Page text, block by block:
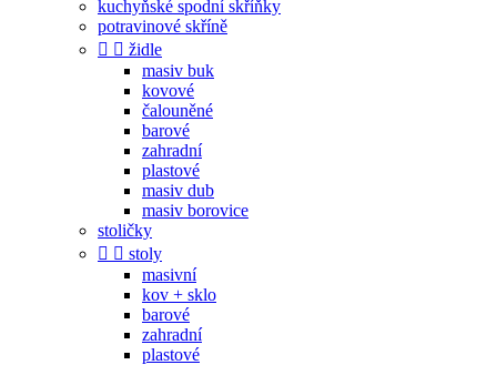
kuchyňské spodní skříňky
potravinové skříně
  židle
masiv buk
kovové
čalouněné
barové
zahradní
plastové
masiv dub
masiv borovice
stoličky
  stoly
masivní
kov + sklo
barové
zahradní
plastové